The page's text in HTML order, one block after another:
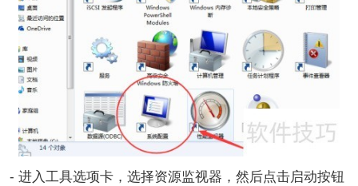
- 进入工具选项卡，选择资源监视器，然后点击启动按钮